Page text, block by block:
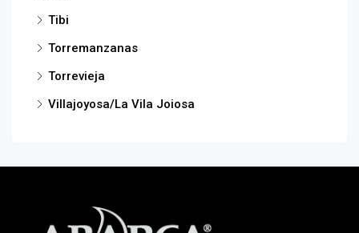
Tibi
Torremanzanas
Torrevieja
Villajoyosa/La Vila Joiosa